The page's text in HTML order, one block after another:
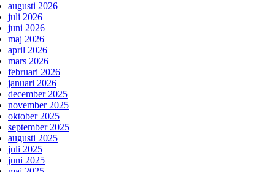
augusti 2026
juli 2026
juni 2026
maj 2026
april 2026
mars 2026
februari 2026
januari 2026
december 2025
november 2025
oktober 2025
september 2025
augusti 2025
juli 2025
juni 2025